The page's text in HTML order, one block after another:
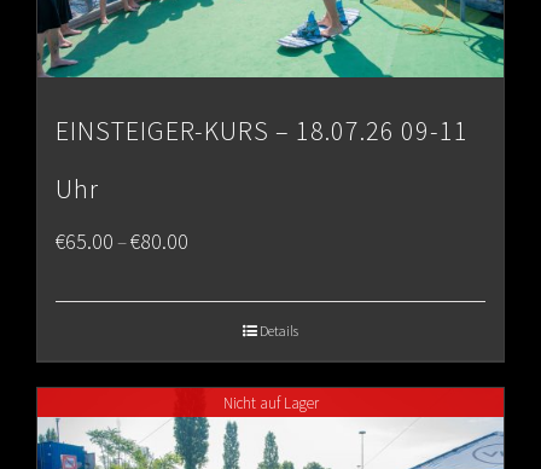
EINSTEIGER-KURS – 18.07.26 09-11
Uhr
€65.00–€80.00
€80.00
Details
Nicht auf Lager